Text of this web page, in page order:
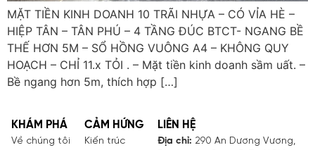
MẶT TIỀN KINH DOANH 10 TRÃI NHỰA – CÓ VỈA HÈ –
HIỆP TÂN – TÂN PHÚ – 4 TẦNG ĐÚC BTCT- NGANG BỀ
THẾ HƠN 5M – SỔ HỒNG VUÔNG A4 – KHÔNG QUY
HOẠCH – CHỈ 11.x TỎI . – Mặt tiền kinh doanh sầm uất. –
Bề ngang hơn 5m, thích hợp […]
KHÁM PHÁ
Về chúng tôi
CẢM HỨNG
Kiến trúc
LIÊN HỆ
Địa chỉ: 290 An Dương Vương,